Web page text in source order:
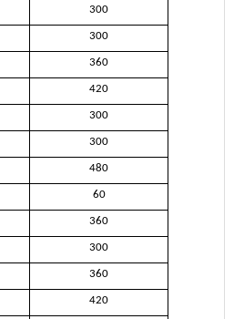
300
300
360
420
300
300
480
60
360
300
360
420